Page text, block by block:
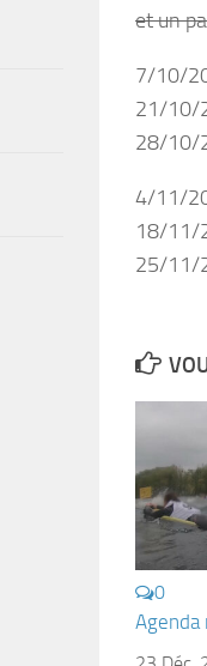
et un
7/10/
21/10/
28/10/
4/11/
18/11/
25/11/
0
Agenda